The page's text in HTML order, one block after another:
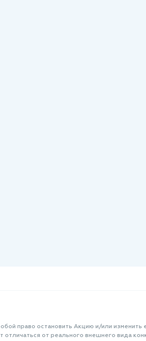
право остановить Акцию и/или
от реального внешнего вида